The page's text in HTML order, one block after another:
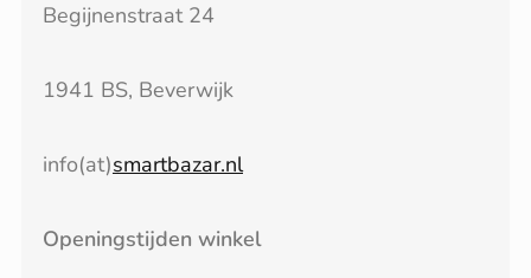
Begijnenstraat 24
1941 BS, Beverwijk
info(at)smartbazar.nl
Openingstijden winkel